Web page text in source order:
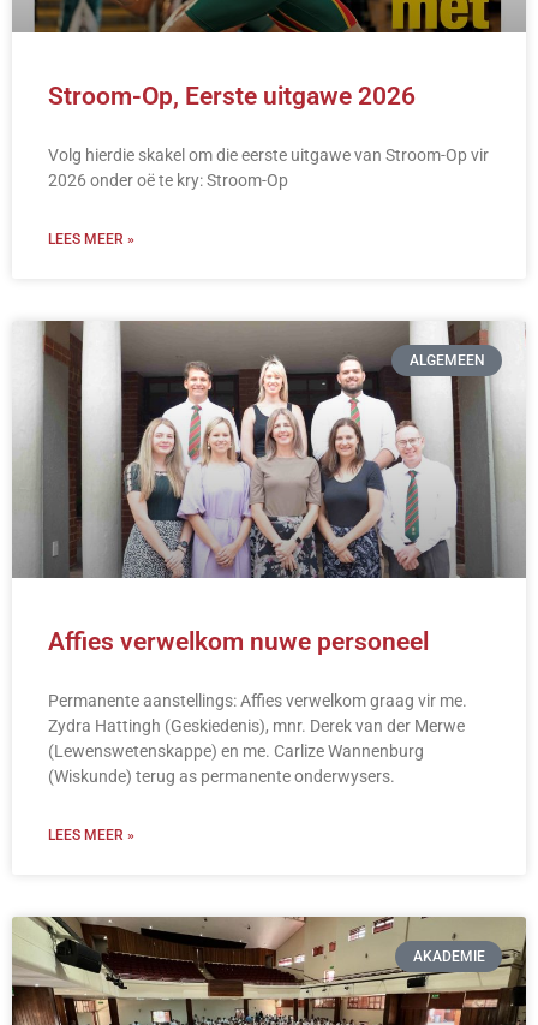
Stroom-Op, Eerste uitgawe 2026
Volg hierdie skakel om die eerste uitgawe van Stroom-Op vir
2026 onder oë te kry: Stroom-Op
LEES MEER »
ALGEMEEN
Affies verwelkom nuwe personeel
Permanente aanstellings: Affies verwelkom graag vir me.
Zydra Hattingh (Geskiedenis), mnr. Derek van der Merwe
(Lewenswetenskappe) en me. Carlize Wannenburg
(Wiskunde) terug as permanente onderwysers.
LEES MEER »
AKADEMIE